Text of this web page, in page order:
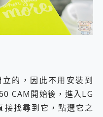
的，因此不用安裝到
CAM開始後，進入LG
找尋到它，點選它之